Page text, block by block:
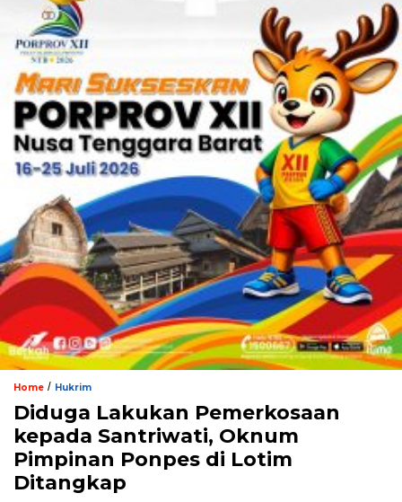
Home / Hukrim
Diduga Lakukan Pemerkosaan
kepada Santriwati, Oknum
Pimpinan Ponpes di Lotim
Ditangkap